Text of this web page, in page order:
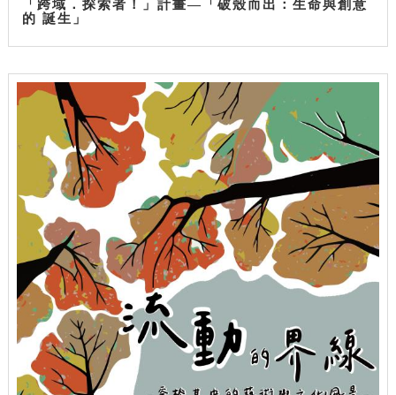
「跨域．探索者！」計畫—「破殼而出：生命與創意
的 誕生」